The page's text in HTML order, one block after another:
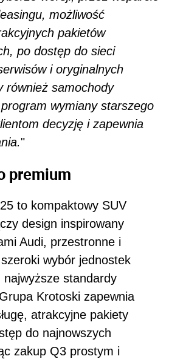
możliwość
pakietów
po dostęp do sieci
i oryginalnych
również samochody
wymiany starszego
decyzję i zapewnia
"
premium
to kompaktowy SUV
design inspirowany
Audi, przestronne i
wybór jednostek
standardy
Krotoski zapewnia
atrakcyjne pakiety
do najnowszych
zakup Q3 prostym i